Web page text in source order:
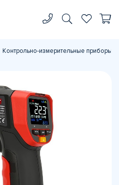
Контрольно-измерительные приборы